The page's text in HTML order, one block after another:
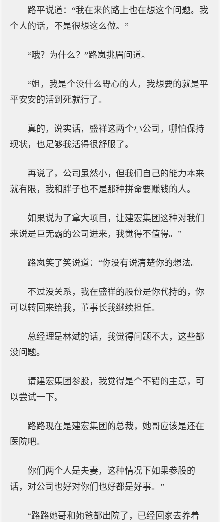
路平说道：“我在来的路上也在想这个问题。我
个人的话，不是很想这么做。”
“哦？为什么？”路岚挑眉问道。
“姐，我是个没什么野心的人，我想要的就是平
平安安的活到死就行了。
真的，说实话，盛祥这两个小公司，哪怕保持
现状，也足够我活得很舒服了。
再说了，公司虽然小，但我们自己的能力本来
就有限，我和胖子也不是那种拼命要赚钱的人。
如果说为了拿大项目，让建宏集团这种对我们
来说是巨无霸的公司进来，我觉得不值得。”
路岚笑了笑说道：“你没有说清楚你的想法。
不过没关系，我在盛祥的股份是你代持的，你
可以转回来给我，董事长我继续担任。
总经理是林斌的话，我觉得问题不大，这些都
没问题。
请建宏集团参股，我觉得是个不错的主意，可
以尝试一下。
路路现在是建宏集团的总裁，她哥应该是还在
医院吧。
你们两个人是夫妻，这种情况下如果参股的
话，对公司也好对你们也好都是好事。”
“路路她哥和她爸都出院了，已经回家去养着